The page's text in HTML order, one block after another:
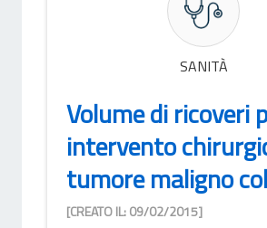
SANITÀ
Volume di ricoveri
intervento
tumore maligno
[CREATO IL: 09/02/2015]